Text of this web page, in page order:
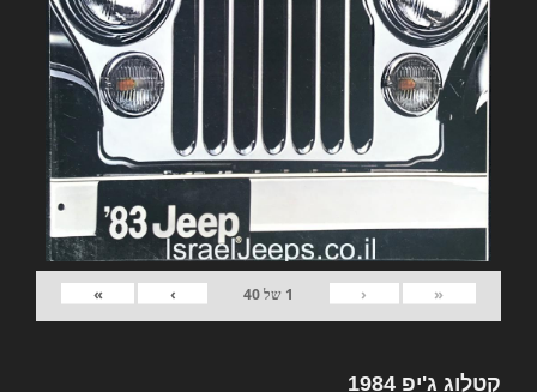
«
‹
1 של40
›
»
קטלוג ג'יפ 1984